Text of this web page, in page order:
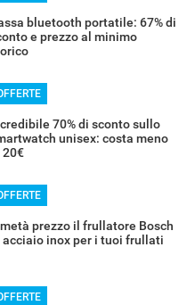
bluetooth portatile: 67% di
e prezzo al minimo
70% di sconto sullo
unisex: costa meno
20€
prezzo il frullatore Bosch
acciaio inox per i tuoi frullati